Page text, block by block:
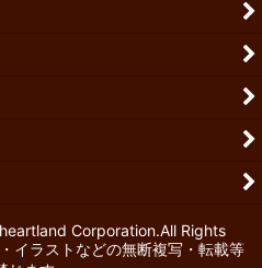
Corporation.All Rights
イラストなどの無断複写・転載等